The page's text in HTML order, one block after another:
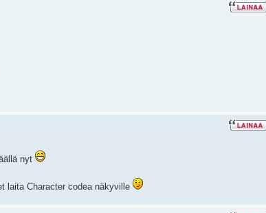
nyt
laita Character codea näkyville